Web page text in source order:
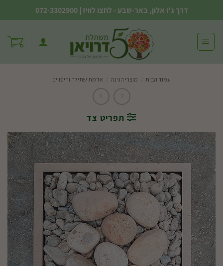
to
content
דרך ג'ו אלון, באר-שבע - לחצו לוויז |
072-3302900
עמוד הבית מוצרי הגינה אדמת שתילה וחיפויים
תפריט צד